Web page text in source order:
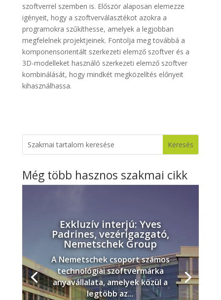
szoftverrel szemben is. Először alaposan elemezze
igényeit, hogy a szoftverválasztékot azokra a
programokra szűkíthesse, amelyek a legjobban
megfelelnek projektjeinek. Fontolja meg továbbá a
komponensorientált szerkezeti elemző szoftver és a
3D-modelleket használó szerkezeti elemző szoftver
kombinálását, hogy mindkét megközelítés előnyeit
kihasználhassa.
Még több hasznos szakmai cikk
Exkluzív interjú: Yves
Padrines, vezérigazgató,
Nemetschek Group
A Nemetschek csoport számos
technológiai szoftvermárka
anyavállalata, amelyek közül a
legtöbb az...